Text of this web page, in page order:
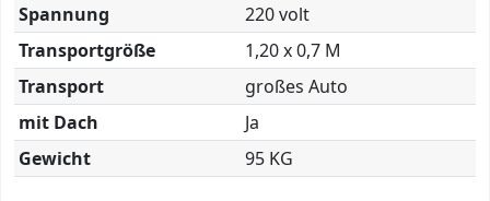
Spannung
220 volt
Transportgröße
1,20 x 0,7 M
Transport
großes Auto
mit Dach
Ja
Gewicht
95 KG